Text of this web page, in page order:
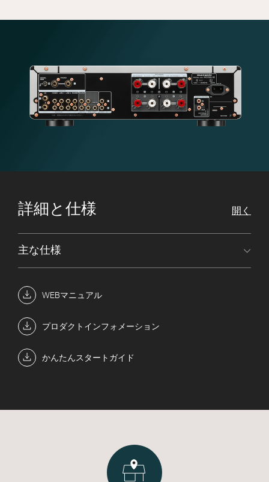
詳細と仕様
WEBマニュアル
プロダクトインフォメーション
かんたんスタートガイド
開く
主な仕様